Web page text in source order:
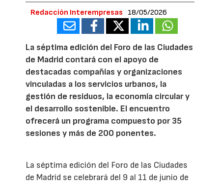
Redacción Interempresas 18/05/2026
La séptima edición del Foro de las Ciudades
de Madrid contará con el apoyo de
destacadas compañías y organizaciones
vinculadas a los servicios urbanos, la
gestión de residuos, la economía circular y
el desarrollo sostenible. El encuentro
ofrecerá un programa compuesto por 35
sesiones y más de 200 ponentes.
La séptima edición del Foro de las Ciudades
de Madrid se celebrará del 9 al 11 de junio de